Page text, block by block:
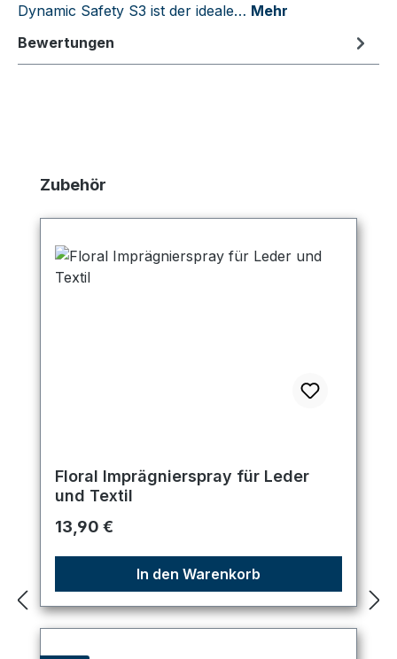
Dynamic Safety S3 ist der ideale… Mehr
Bewertungen
Produktgalerie überspringen
Zubehör
Floral Imprägnierspray für Leder
und Textil
Regulärer Preis:
13,90 €
In den Warenkorb